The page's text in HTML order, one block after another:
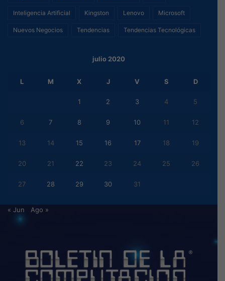
Inteligencia Artificial Kingston Lenovo Microsoft
Nuevos Negocios Tendencias Tendencias Tecnológicas
julio 2020
L M X J V S D
1 2 3 4 5
6 7 8 9 10 11 12
13 14 15 16 17 18 19
20 21 22 23 24 25 26
27 28 29 30 31
« Jun Ago »